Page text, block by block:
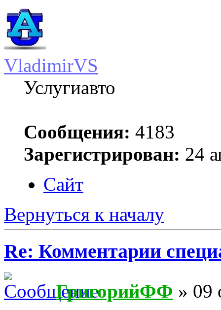
VladimirVS
Услугиавто
Сообщения: 4183
Зарегистрирован: 24
Сайт
Вернуться к началу
Re: Комментарии
ГригорийФФ » 09